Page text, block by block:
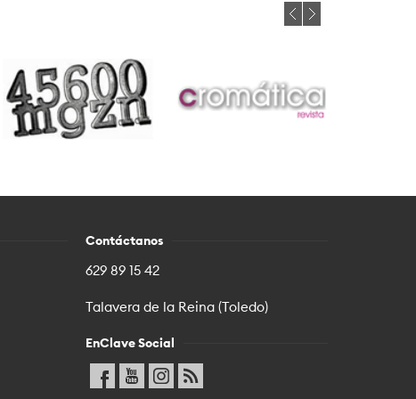
Contáctanos
629 89 15 42
Talavera de la Reina (Toledo)
EnClave Social